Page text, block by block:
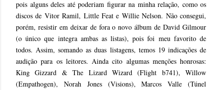
pois alguns deles até poderiam figurar na minha relação, como os
discos de Vitor Ramil, Little Feat e Willie Nelson. Não consegui,
porém, resistir em deixar de fora o novo álbum de David Gilmour
(o único que integra ambas as listas), pois foi meu favorito de
todos. Assim, somando as duas listagens, temos 19 indicações de
audição para os leitores. Ainda cito algumas menções honrosas:
King Gizzard & The Lizard Wizard (Flight b741), Willow
(Empathogen), Norah Jones (Visions), Marcos Valle (Túnel